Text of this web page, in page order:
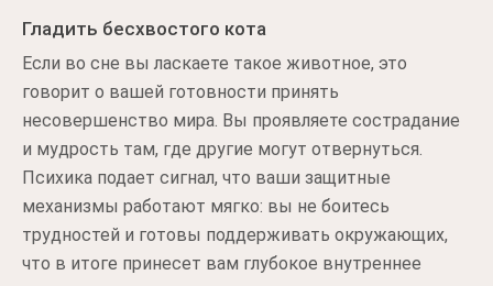
Гладить бесхвостого кота
Если во сне вы ласкаете такое животное, это
говорит о вашей готовности принять
несовершенство мира. Вы проявляете сострадание
и мудрость там, где другие могут отвернуться.
Психика подает сигнал, что ваши защитные
механизмы работают мягко: вы не боитесь
трудностей и готовы поддерживать окружающих,
что в итоге принесет вам глубокое внутреннее